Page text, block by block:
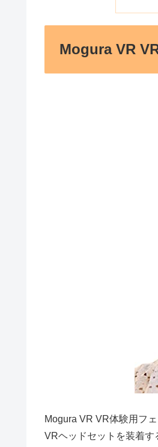
Mogura VR
Mogura VR VR体験用フ
VRヘッドセットを装着す